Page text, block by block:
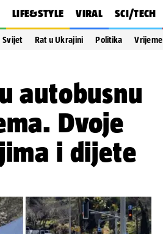
LIFE&STYLE VIRAL SCI/TECH
Svijet Rat u Ukrajini Politika Vrijeme
autobusnu
Dvoje
i dijete